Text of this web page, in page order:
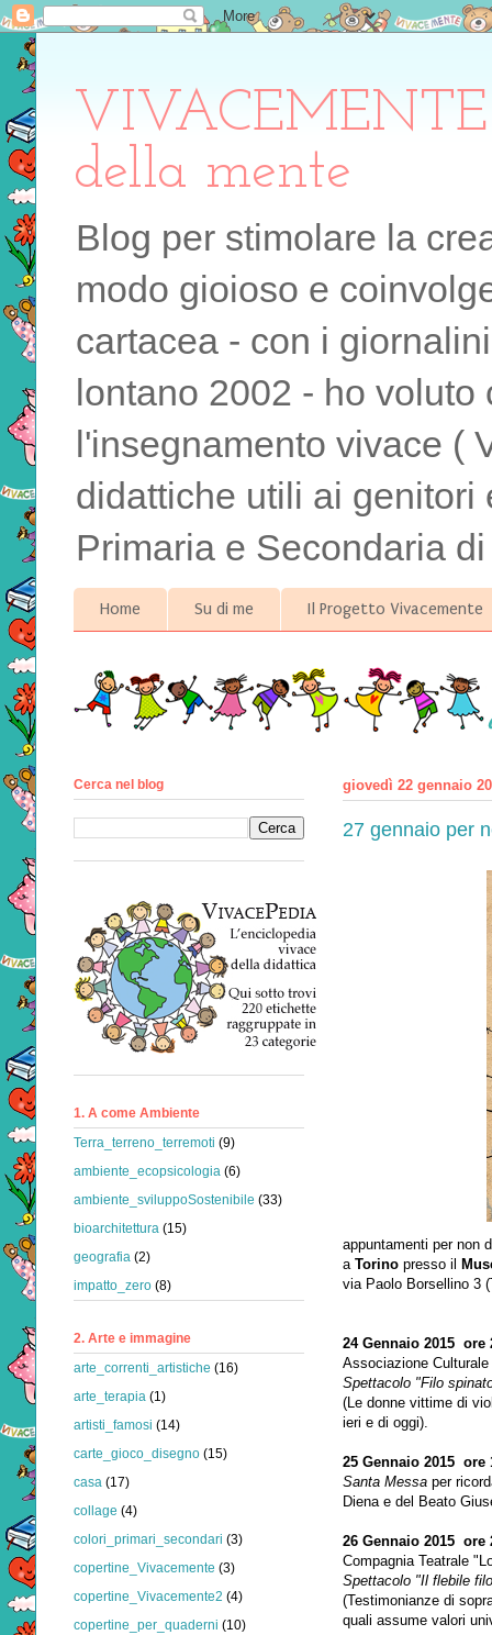
della mente
Blog per stimolare la
modo gioioso e
cartacea - con i
lontano 2002 - ho
l'insegnamento vivace (
didattiche utili ai
Primaria e Secondaria
Home Su di me Il Progetto Vivacemente
giovedì 22 gennaio
27 gennaio per
appuntamenti per non
a Torino presso il
via Paolo Borsellino 3
24 Gennaio 2015
Associazione
Spettacolo "Filo
(Le donne vittime di
ieri e di oggi).
25 Gennaio 2015
Santa Messa per
Diena e del Beato
26 Gennaio 2015
Compagnia Teatrale
Spettacolo "Il flebile
(Testimonianze di
quali assume valori
Cerca nel blog
1. A come Ambiente
Terra_terreno_terremoti (9)
ambiente_ecopsicologia (6)
ambiente_sviluppoSostenibile (33)
bioarchitettura (15)
geografia (2)
impatto_zero (8)
2. Arte e immagine
arte_correnti_artistiche (16)
arte_terapia (1)
artisti_famosi (14)
carte_gioco_disegno (15)
casa (17)
collage (4)
colori_primari_secondari (3)
copertine_Vivacemente (3)
copertine_Vivacemente2 (4)
copertine_per_quaderni (10)